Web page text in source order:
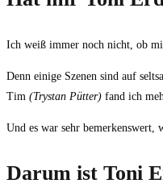
Ich weiß immer noch nicht, ob
Denn einige Szenen sind auf
Tim (Trystan Pütter) fand ich
Und es war sehr bemerkenswert,
Darum ist Toni